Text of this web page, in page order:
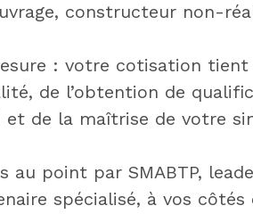
constructeur non-
: votre cotisation
de l’obtention de
et de la maîtrise de votre
au point par SMABTP,
spécialisé, à vos